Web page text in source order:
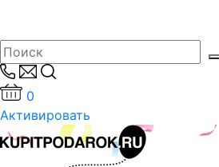
0
Активировать